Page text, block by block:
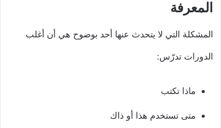
المعرفة
المشكلة التي لا يتحدث عنها أحد بوضوح هي أن أغلب
الدورات تدرّس:
ماذا تكتب
متى تستخدم هذا أو ذاك